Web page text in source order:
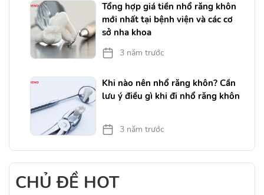
Tổng hợp giá tiền nhổ răng khôn
mới nhất tại bệnh viện và các cơ
sở nha khoa
3 năm trước
Khi nào nên nhổ răng khôn? Cần
lưu ý điều gì khi đi nhổ răng khôn
3 năm trước
CHỦ ĐỀ HOT